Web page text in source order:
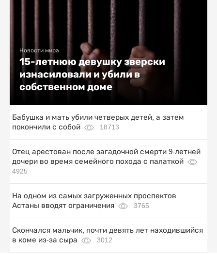
Новости мира
15-летнюю девушку зверски
изнасиловали и убили в
собственном доме
Бабушка и мать убили четверых детей, а затем
покончили с собой
18713
Отец арестован после загадочной смерти 9-летней
дочери во время семейного похода с палаткой
4925
На одном из самых загруженных проспектов
Астаны вводят ограничения
3765
Скончался мальчик, почти девять лет находившийся
в коме из-за сыра
3012